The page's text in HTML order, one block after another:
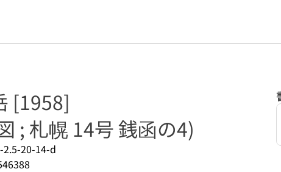
[1958]
; 札幌 14号 銭函の4)
2.5-20-14-d